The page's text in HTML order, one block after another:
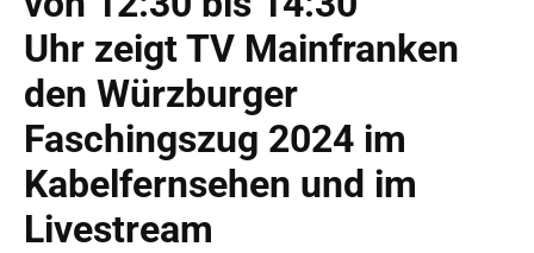
Uhr zeigt TV Mainfranken
den Würzburger
Faschingszug 2024 im
Kabelfernsehen und im
Livestream